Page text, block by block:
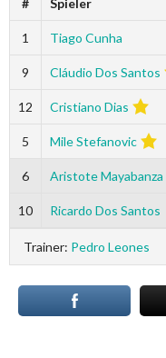
# Spieler
1 Tiago Cunha
9 Cláudio Dos Santos
12 Cristiano Dias
5 Mile Stefanovic
6 Aristote Mayabanza
10 Ricardo Dos Santos
Trainer: Pedro Leones